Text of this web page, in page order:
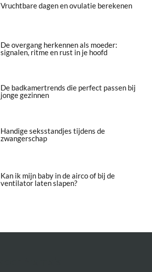
Vruchtbare dagen en ovulatie berekenen
De overgang herkennen als moeder:
signalen, ritme en rust in je hoofd
De badkamertrends die perfect passen bij
jonge gezinnen
Handige seksstandjes tijdens de
zwangerschap
Kan ik mijn baby in de airco of bij de
ventilator laten slapen?